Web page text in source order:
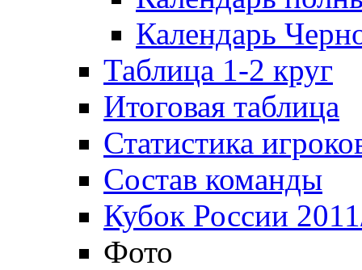
Календарь
Таблица 1-2 круг
Итоговая таблица
Статистика
Состав команды
Кубок России
Фото